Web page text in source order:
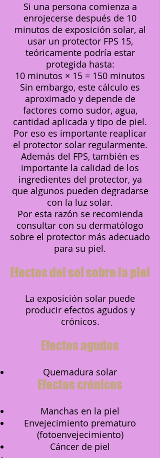
Si una persona comienza a
enrojecerse después de 10
minutos de exposición solar, al
usar un protector FPS 15,
teóricamente podría estar
protegida hasta:
10 minutos × 15 = 150 minutos
Sin embargo, este cálculo es
aproximado y depende de
factores como sudor, agua,
cantidad aplicada y tipo de piel.
Por eso es importante reaplicar
el protector solar regularmente.
Además del FPS, también es
importante la calidad de los
ingredientes del protector, ya
que algunos pueden degradarse
con la luz solar.
Por esta razón se recomienda
consultar con su dermatólogo
sobre el protector más adecuado
para su piel.
Efectos del sol sobre la piel
La exposición solar puede
producir efectos agudos y
crónicos.
Efectos agudos
Quemadura solar
Efectos crónicos
Manchas en la piel
Envejecimiento prematuro
(fotoenvejecimiento)
Cáncer de piel